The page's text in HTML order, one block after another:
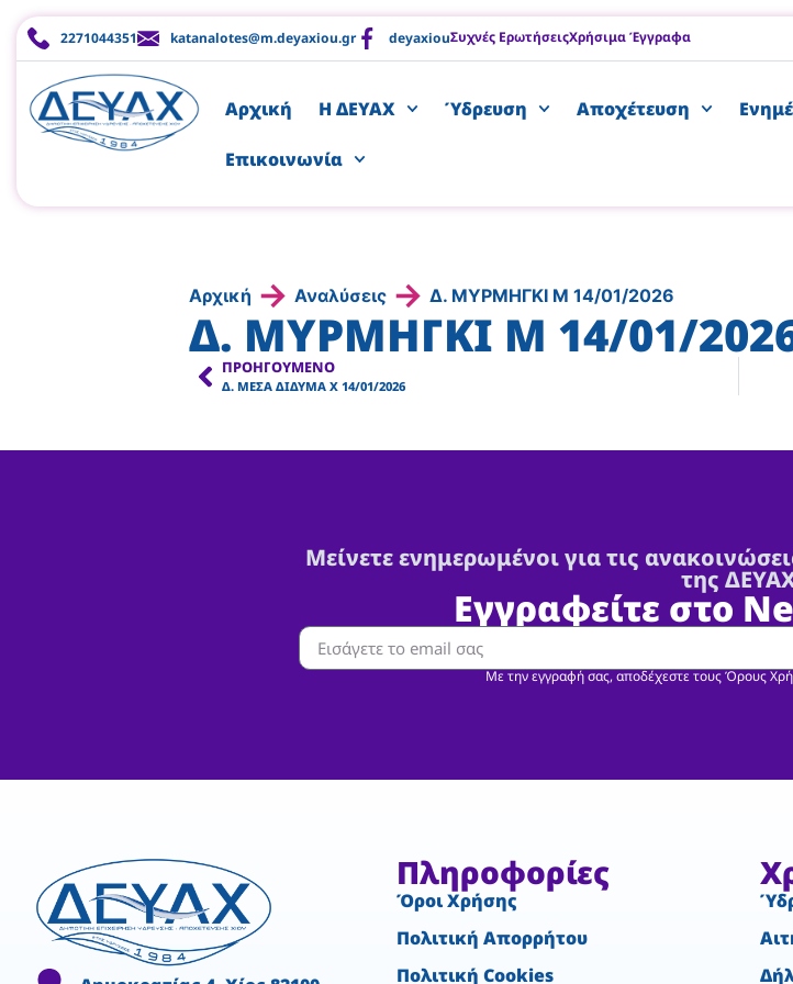
2271044351 katanalotes@m.deyaxiou.gr deyaxiouΣυχνές ΕρωτήσειςΧρήσιμα Έγγραφα
Αρχική Η ΔΕΥΑΧ Ύδρευση Αποχέτευση
Επικοινωνία
Αρχική → Αναλύσεις → Δ. ΜΥΡΜΗΓΚΙ Μ 14/01/2026
Δ. ΜΥΡΜΗΓΚΙ Μ 14/01/
ΠΡΟΗΓΟΎΜΕΝΟ
Δ. ΜΕΣΑ ΔΙΔΥΜΑ Χ 14/01/2026
Μείνετε ενημερωμένοι για τις
της
Εγγραφείτε στο
Με την εγγραφή σας, αποδέχεστε τους Όρους
Πληροφορίες
Όροι Χρήσης
Πολιτική Απορρήτου
Πολιτική Cookies